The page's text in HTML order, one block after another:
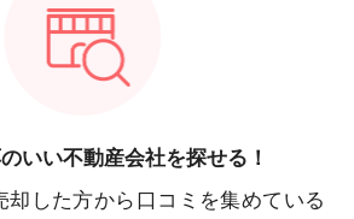
いい不動産会社を探せる！
却した方から口コミを集めている